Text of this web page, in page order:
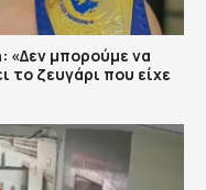
«Δεν μπορούμε να
το ζευγάρι που είχε